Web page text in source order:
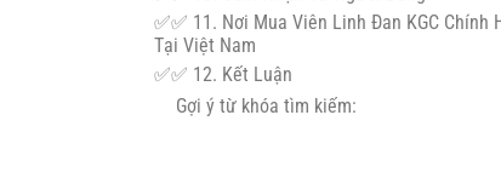
✅✅ 11. Nơi Mua Viên Linh Đan KGC Chính
Tại Việt Nam
✅✅ 12. Kết Luận
Gợi ý từ khóa tìm kiếm: